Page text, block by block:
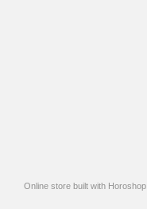
Online store built with Horoshop